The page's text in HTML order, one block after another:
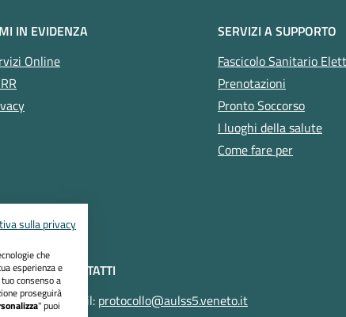
IN EVIDENZA
Online
SERVIZI A SUPPORTO
Fascicolo Sanitario
Prenotazioni
Pronto Soccorso
I luoghi della salute
Come fare per
CONTATTI
Email: protocollo@aulss5.veneto.it
sulla privacy
che
esperienza e
consenso a
proseguirà
" puoi